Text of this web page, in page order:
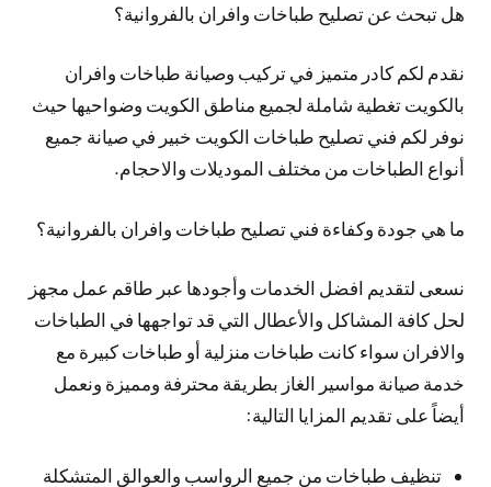
هل تبحث عن تصليح طباخات وافران بالفروانية؟
نقدم لكم كادر متميز في تركيب وصيانة طباخات وافران
بالكويت تغطية شاملة لجميع مناطق الكويت وضواحيها حيث
نوفر لكم فني تصليح طباخات الكويت خبير في صيانة جميع
أنواع الطباخات من مختلف الموديلات والاحجام.
ما هي جودة وكفاءة فني تصليح طباخات وافران بالفروانية؟
نسعى لتقديم افضل الخدمات وأجودها عبر طاقم عمل مجهز
لحل كافة المشاكل والأعطال التي قد تواجهها في الطباخات
والافران سواء كانت طباخات منزلية أو طباخات كبيرة مع
خدمة صيانة مواسير الغاز بطريقة محترفة ومميزة ونعمل
أيضاً على تقديم المزايا التالية:
تنظيف طباخات من جميع الرواسب والعوالق المتشكلة